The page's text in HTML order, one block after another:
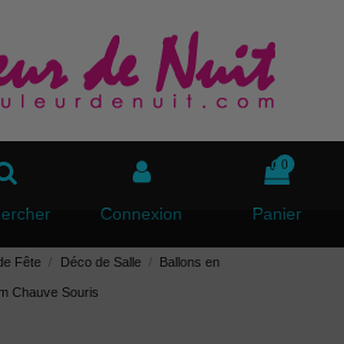
Connexion
0
Panier
Fête Déco de Salle Ballons en
Chauve Souris